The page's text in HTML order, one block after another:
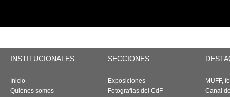
INSTITUCIONALES SECCIONES
Inicio
Quiénes somos
Exposiciones
Fotografías del CdF
MUFF,
Canal